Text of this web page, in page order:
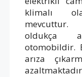
klimalı
oldukça
otomobildir.
arıza